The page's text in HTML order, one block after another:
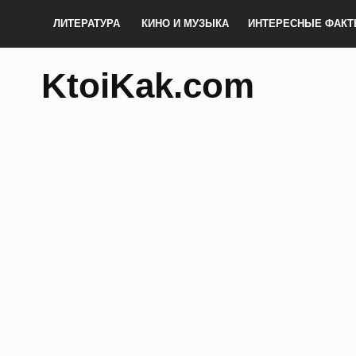
ЛИТЕРАТУРА КИНО И МУЗЫКА ИНТЕРЕСНЫЕ
KtoiKak.com